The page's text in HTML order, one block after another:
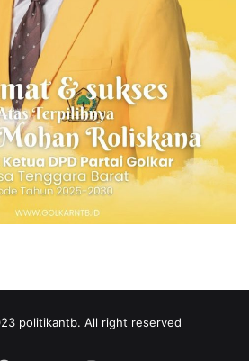
politikantb. All right reserved